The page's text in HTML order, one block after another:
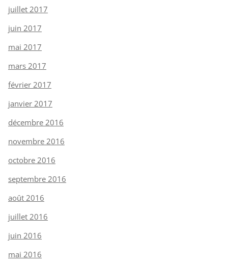
juillet 2017
juin 2017
mai 2017
mars 2017
février 2017
janvier 2017
décembre 2016
novembre 2016
octobre 2016
septembre 2016
août 2016
juillet 2016
juin 2016
mai 2016